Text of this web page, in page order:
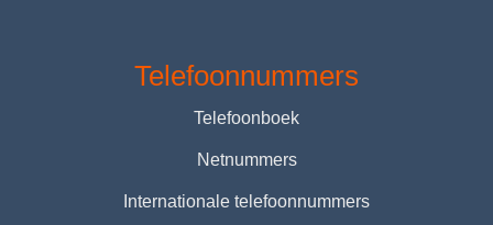
Telefoonnummers
Telefoonboek
Netnummers
Internationale telefoonnummers